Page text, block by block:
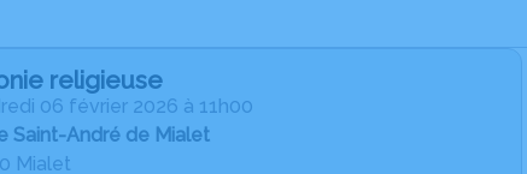
religieuse
06 février 2026 à 11h00
Saint-André de Mialet
Mialet